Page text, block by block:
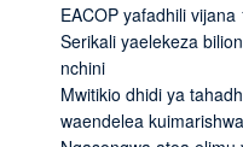
EACOP yafadhili
Serikali yaelekeza
nchini
Mwitikio dhidi ya
waendelea